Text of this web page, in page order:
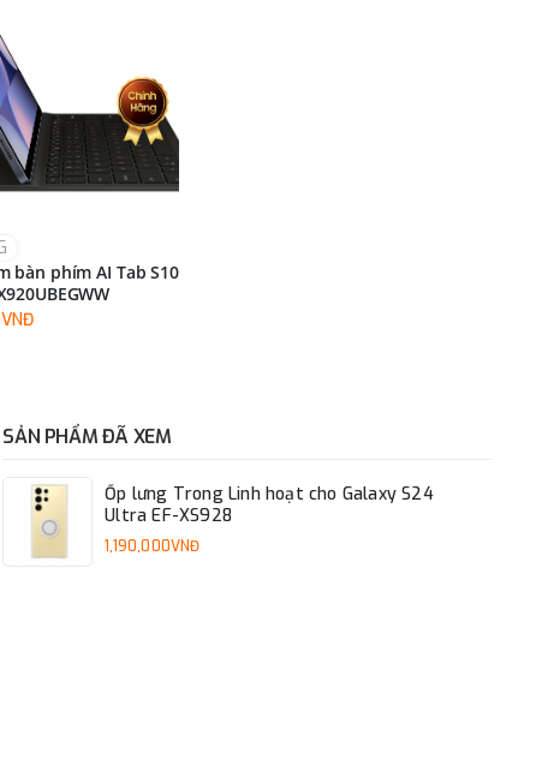
theo cách của riêng bạn.
bàn phím AI Tab S10
SẢN PHẨM ĐÃ XEM
Ốp lưng Trong Linh hoạt cho Galaxy S24
Ultra EF-XS928
1,190,000VNĐ